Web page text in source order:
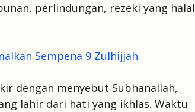
perlindungan, rezeki yang halal
Sempena 9 Zulhijjah
dengan menyebut Subhanallah,
lahir dari hati yang ikhlas. Waktu